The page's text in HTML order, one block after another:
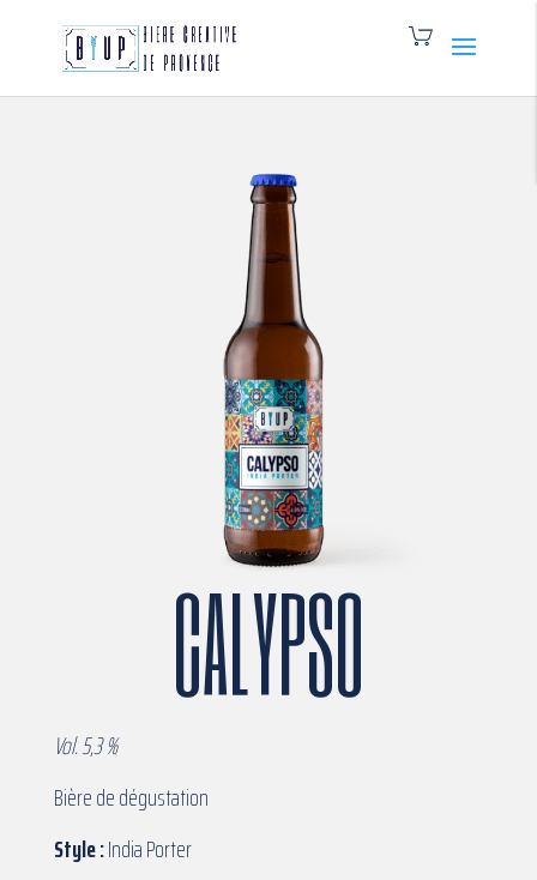
CALYPSO
Vol. 5,3 %
Bière de dégustation
Style :India Porter